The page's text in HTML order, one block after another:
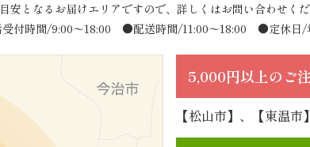
目安となるお届けエリアですので、詳しくはお問い合わせくだ
付時間/9:00〜18:00 ●配送時間/11:00〜18:00 ●定休日/
5,000円以上のご
【松山市】、【東温市